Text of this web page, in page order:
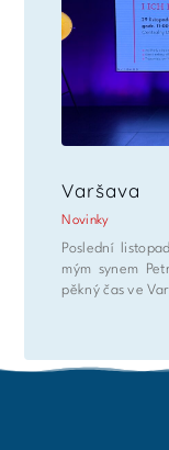
Varšava
Novinky
Poslední
mým synem
pěkný čas ve